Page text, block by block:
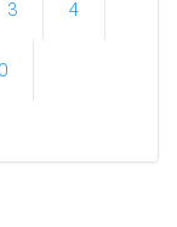
3 4